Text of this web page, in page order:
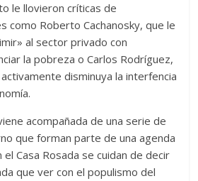
le llovieron críticas de
como Roberto Cachanosky, que le
al sector privado con
la pobreza o Carlos Rodríguez,
disminuya la interfencia
acompañada de una serie de
que forman parte de una agenda
Casa Rosada se cuidan de decir
que ver con el populismo del